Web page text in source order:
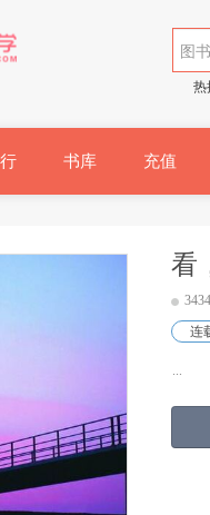
热
书库 充值
看
连
...